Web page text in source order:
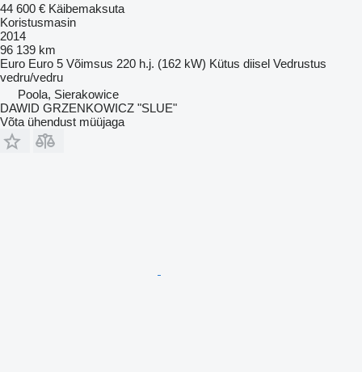
44 600 € Käibemaksuta
Koristusmasin
2014
96 139 km
Euro Euro 5 Võimsus 220 h.j. (162 kW) Kütus diisel Vedrustus
vedru/vedru
Poola, Sierakowice
DAWID GRZENKOWICZ "SLUE"
Võta ühendust müüjaga